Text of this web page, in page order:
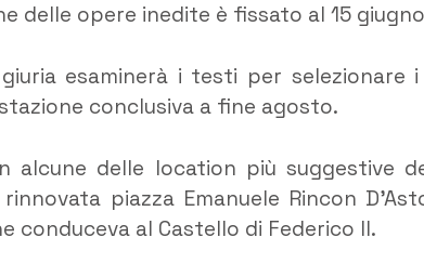
delle opere inedite è fissato al 15
esaminerà i testi per selezionare
conclusiva a fine agosto.
alcune delle location più suggestive
piazza Emanuele Rincon
conduceva al Castello di Federico II.